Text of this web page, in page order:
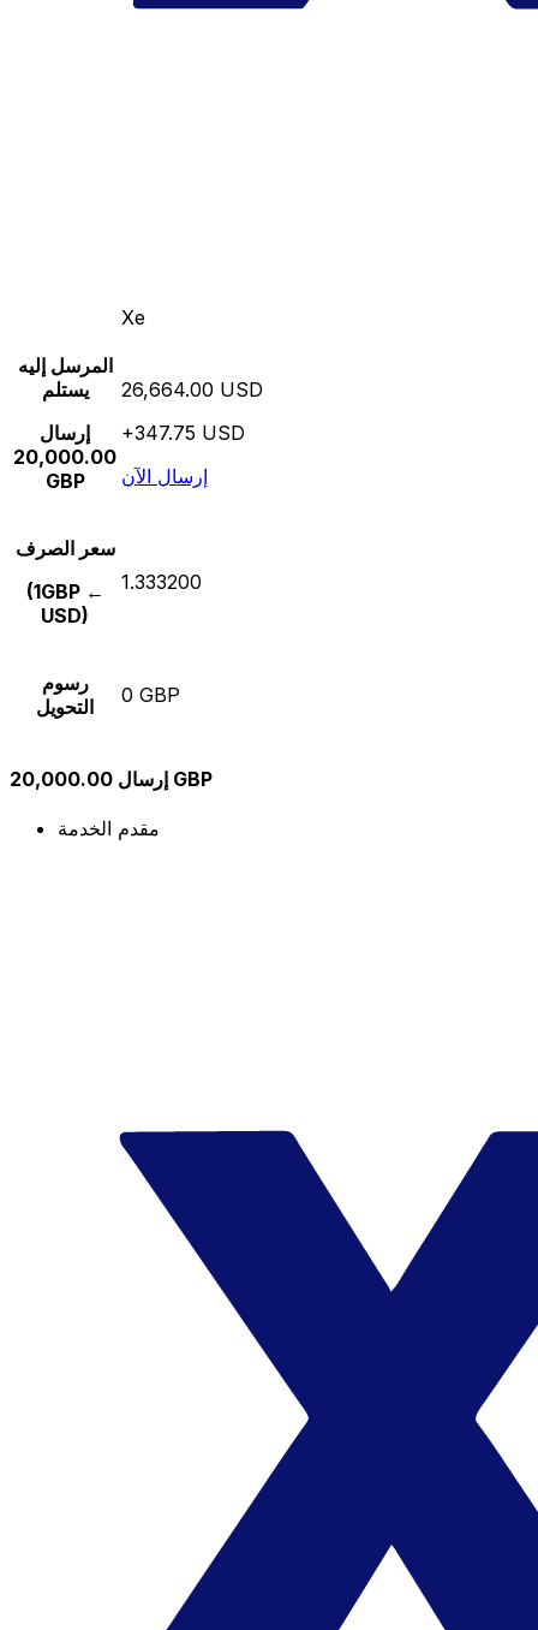
Xe
المرسل إليه
يستلم
إرسال
20,000.00
GBP
26,664.00 USD
+347.75 USD
إرسال الآن
سعر الصرف
(1GBP ←
USD)
1.333200
رسوم
التحويل
0 GBP
إرسال 20,000.00 GBP
مقدم الخدمة